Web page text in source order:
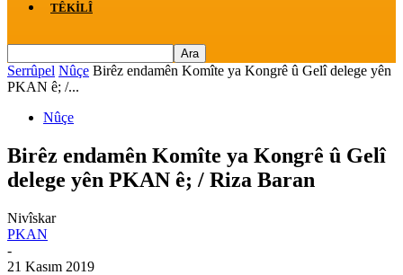
TÊKILÎ
Serrûpel Nûçe Birêz endamên Komîte ya Kongrê û Gelî delege yên
PKAN ê; /...
Nûçe
Birêz endamên Komîte ya Kongrê û Gelî
delege yên PKAN ê; / Riza Baran
Nivîskar
PKAN
-
21 Kasım 2019